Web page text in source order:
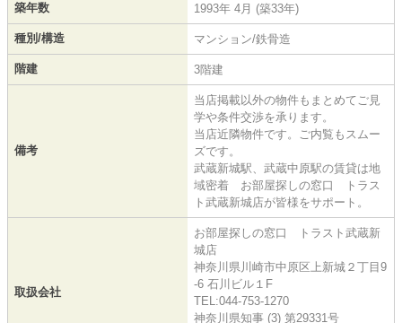
築年数 1993年 4月 (築33年)
種別/構造 マンション/鉄骨造
階建 3階建
備考
当店掲載以外の物件もまとめてご見
学や条件交渉を承ります。
当店近隣物件です。ご内覧もスムー
ズです。
武蔵新城駅、武蔵中原駅の賃貸は地
域密着 お部屋探しの窓口 トラス
ト武蔵新城店が皆様をサポート。
取扱会社
お部屋探しの窓口 トラスト武蔵新
城店
神奈川県川崎市中原区上新城２丁目9
-6 石川ビル１F
TEL:044-753-1270
神奈川県知事 (3) 第29331号